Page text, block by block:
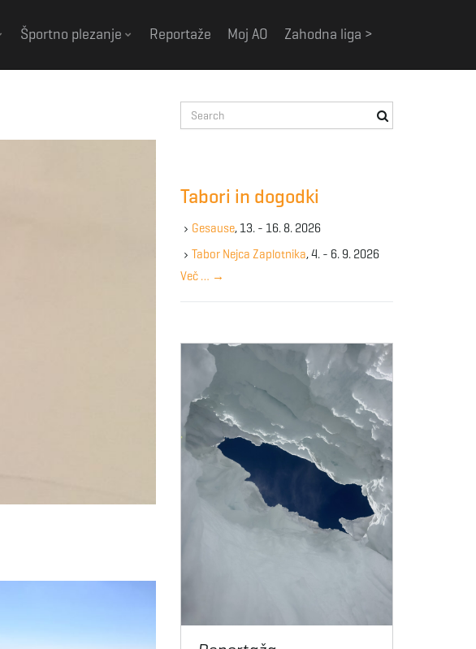
Športno plezanje Reportaže Moj AO Zahodna liga >
e
e
y
w
r
Tabori in dogodki
Gesause, 13. - 16. 8. 2026
Tabor Nejca Zaplotnika, 4. - 6. 9. 2026
Več … →